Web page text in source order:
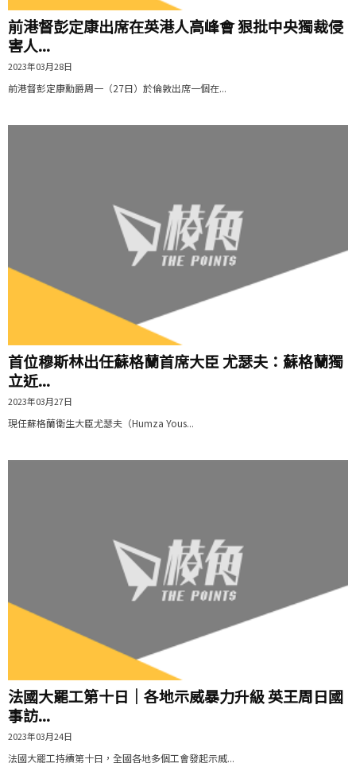
前港督彭定康出席在英港人高峰會 狠批中央獨裁侵
害人...
2023年03月28日
前港督彭定康勳爵周一（27日）於倫敦出席一個在...
首位穆斯林出任蘇格蘭首席大臣 尤瑟夫：蘇格蘭獨
立近...
2023年03月27日
現任蘇格蘭衛生大臣尤瑟夫（Humza Yous...
法國大罷工第十日｜各地示威暴力升級 英王周日國
事訪...
2023年03月24日
法國大罷工持續第十日，全國各地多個工會發起示威...